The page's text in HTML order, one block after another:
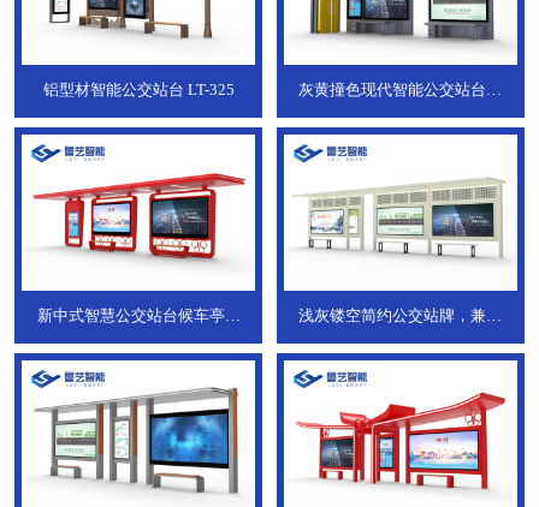
铝型材智能公交站台 LT-325
灰黄撞色现代智能公交站台，
新中式智慧公交站台候车亭，
浅灰镂空简约公交站牌，兼具